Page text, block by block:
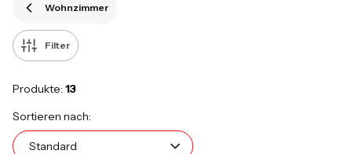
Wohnzimmer
Filter
Produkte: 13
Produktliste
Sortieren nach:
Standard